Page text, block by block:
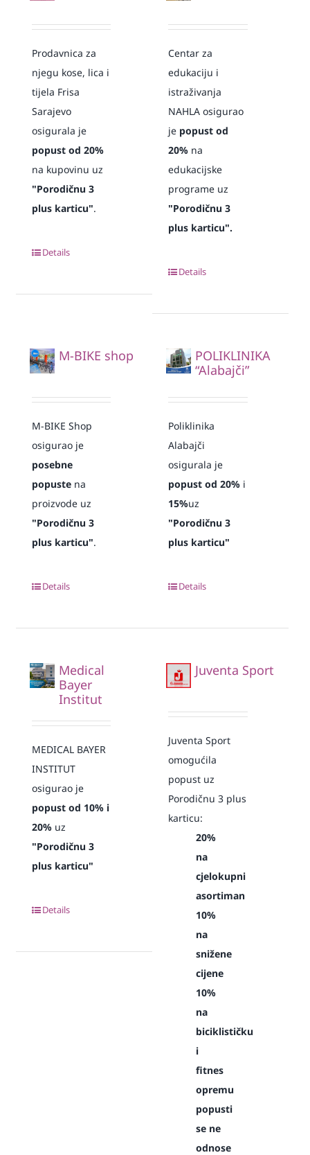
Prodavnica za
njegu kose, lica i
tijela Frisa
Sarajevo
osigurala je
popust od 20%
na kupovinu uz
"Porodičnu 3
plus karticu".
Details
Centar za
edukaciju i
istraživanja
NAHLA osigurao
je popust od
20% na
edukacijske
programe uz
"Porodičnu 3
plus karticu".
Details
M-BIKE shop
M-BIKE Shop
osigurao je
posebne
popustena
proizvode uz
"Porodičnu 3
plus karticu".
Details
POLIKLINIKA
“Alabajči”
Poliklinika
Alabajči
osigurala je
popust od 20% i
15%uz
"Porodičnu 3
plus karticu"
Details
Medical
Bayer
Institut
MEDICAL BAYER
INSTITUT
osigurao je
popust od 10% i
20%uz
"Porodičnu 3
plus karticu"
Details
Juventa Sport
Juventa Sport
omogućila
popust uz
Porodičnu 3 plus
karticu:
20%
na
cjelokupni
asortiman
10%
na
snižene
cijene
10%
na
biciklističku
i
fitnes
opremu
popusti
se ne
odnose